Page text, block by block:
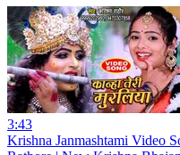
3:43
Krishna Janmashtami Video